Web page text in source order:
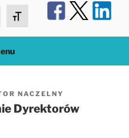
High Contrast
Toggle Font size
NACZELNY
Dyrektorów